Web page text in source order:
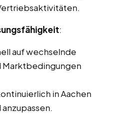
:
auf wechselnde
Marktbedingungen
in Aachen